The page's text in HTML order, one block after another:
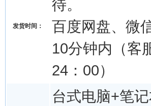
发货时间：
待。
百度网盘、微
10分钟内（客
24：00）
台式电脑+笔